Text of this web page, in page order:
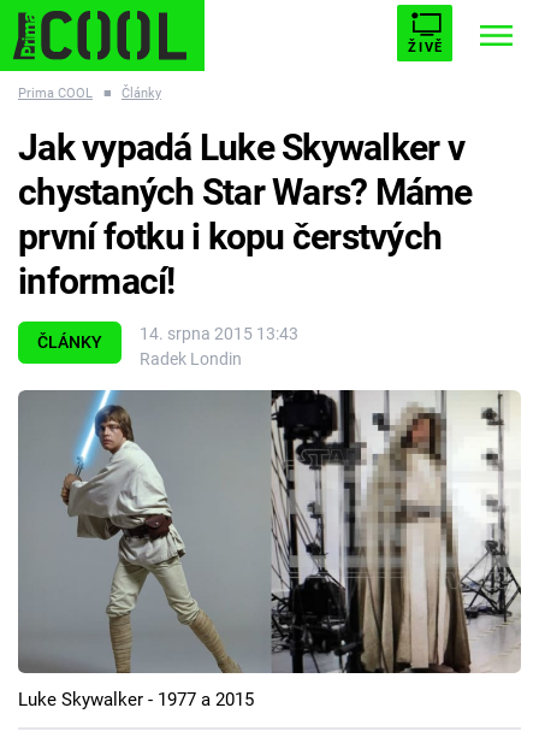
ŽIVĚ
ESCAPE PLNEJ KOTEL AVENGERS 5
Témata
Filmy
Seriály
Hry
Cool Esport
Pořady
TV Program
Prima COOL ■ Články
ČLÁNKY
14. srpna 2015 13:43
Radek Londin
Jak vypadá Luke Skywalker v
chystaných Star Wars? Máme
první fotku i kopu čerstvých
informací!
Luke Skywalker - 1977 a 2015